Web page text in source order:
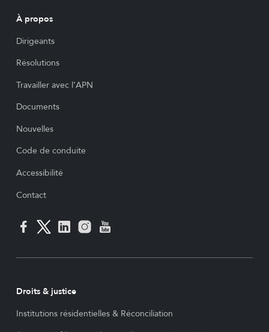
À propos
Dirigeants
Résolutions
Travailler avec l’APN
Documents
Nouvelles
Code de conduite
Accessibilité
Contact
Droits & justice
Institutions résidentielles & Réconciliation